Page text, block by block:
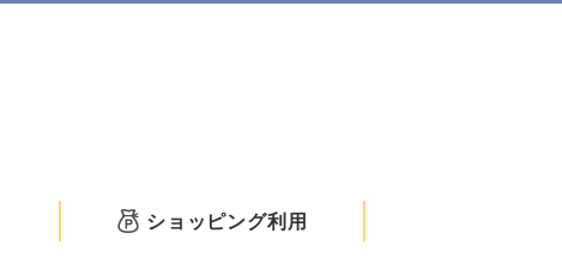
ショッピング利用